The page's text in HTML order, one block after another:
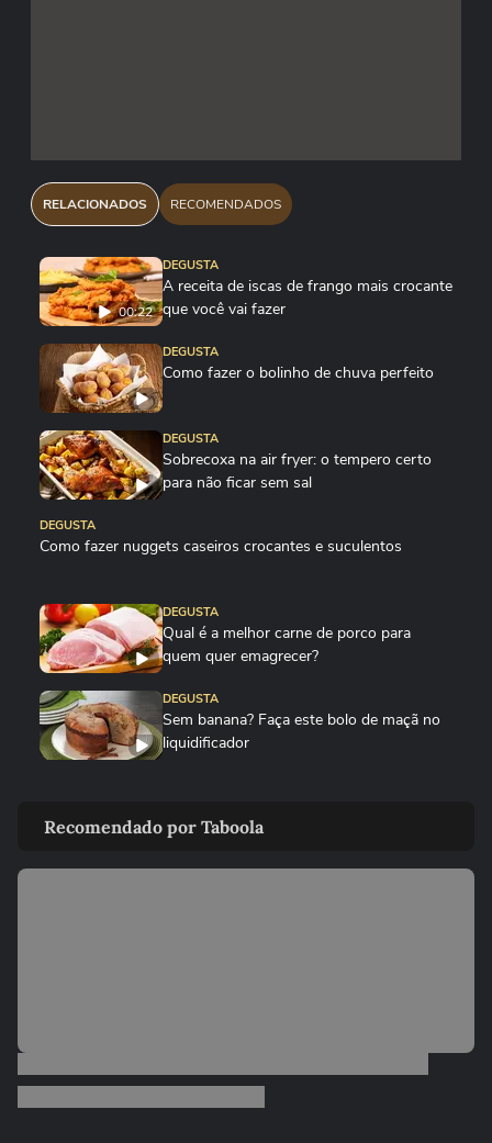
RELACIONADOS RECOMENDADOS
00:22
DEGUSTA
A receita de iscas de frango mais crocante
que você vai fazer
DEGUSTA
Como fazer o bolinho de chuva perfeito
DEGUSTA
Sobrecoxa na air fryer: o tempero certo
para não ficar sem sal
DEGUSTA
Como fazer nuggets caseiros crocantes e suculentos
DEGUSTA
Qual é a melhor carne de porco para
quem quer emagrecer?
DEGUSTA
Sem banana? Faça este bolo de maçã no
liquidificador
padaria, mas gastando pouco
DEGUSTA
minutos sem estragar o...
Recomendado por Taboola